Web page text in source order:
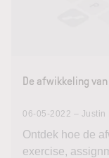
De afwikkeling
06-05-2022 – Justin
Ontdek hoe de
exercise,